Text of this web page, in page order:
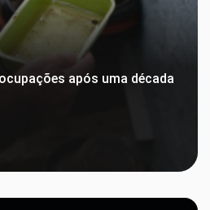
após uma década